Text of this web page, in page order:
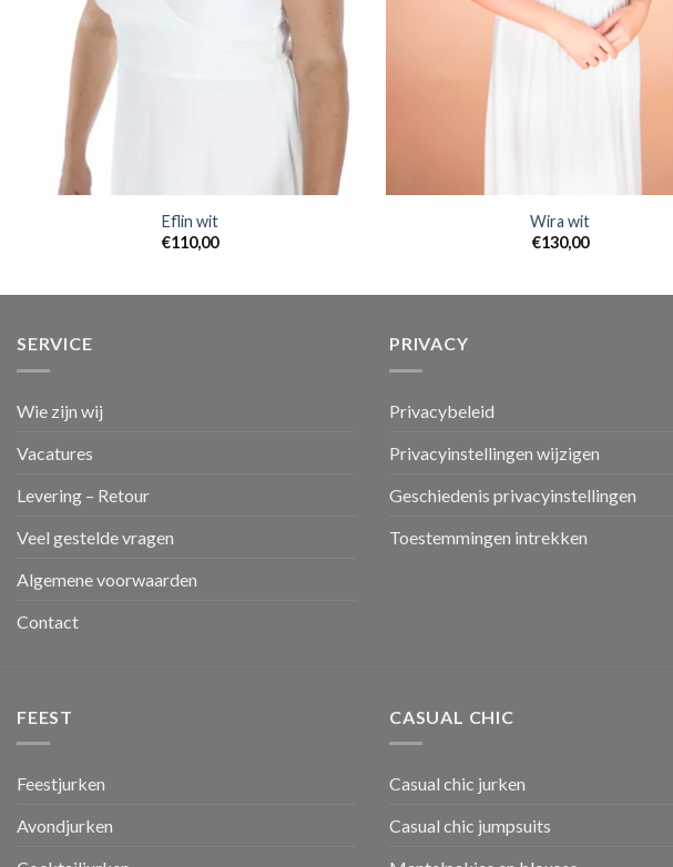
Eflin wit
€110,00
Wira wit
€130,00
SERVICE
Wie zijn wij
Vacatures
Levering – Retour
Veel gestelde vragen
Algemene voorwaarden
Contact
PRIVACY
Privacybeleid
Privacyinstellingen wijzigen
Geschiedenis privacyinstellingen
Toestemmingen intrekken
FEEST
Feestjurken
Avondjurken
CASUAL CHIC
Casual chic jurken
Casual chic jumpsuits